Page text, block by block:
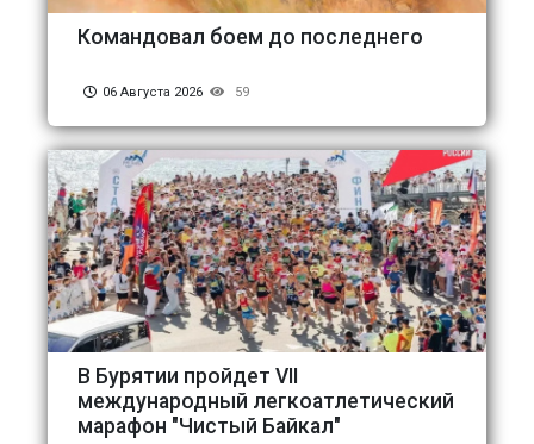
Командовал боем до последнего
06 Августа 2026 59
В Бурятии пройдет VII
международный легкоатлетический
марафон "Чистый Байкал"